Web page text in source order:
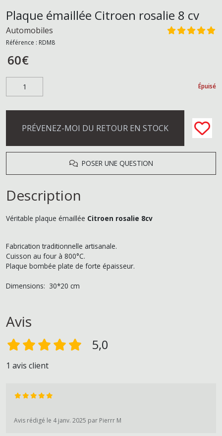
Plaque émaillée Citroen rosalie 8 cv
Automobiles
Référence : RDM8
60€
Épuisé
PRÉVENEZ-MOI DU RETOUR EN STOCK
POSER UNE QUESTION
Description
Véritable plaque émaillée Citroen rosalie 8cv
Fabrication traditionnelle artisanale.
Cuisson au four à 800°C.
Plaque bombée plate de forte épaisseur.
Dimensions: 30*20 cm
Avis
5,0
1 avis client
Avis rédigé le 4 janv. 2025 par Pierrr M